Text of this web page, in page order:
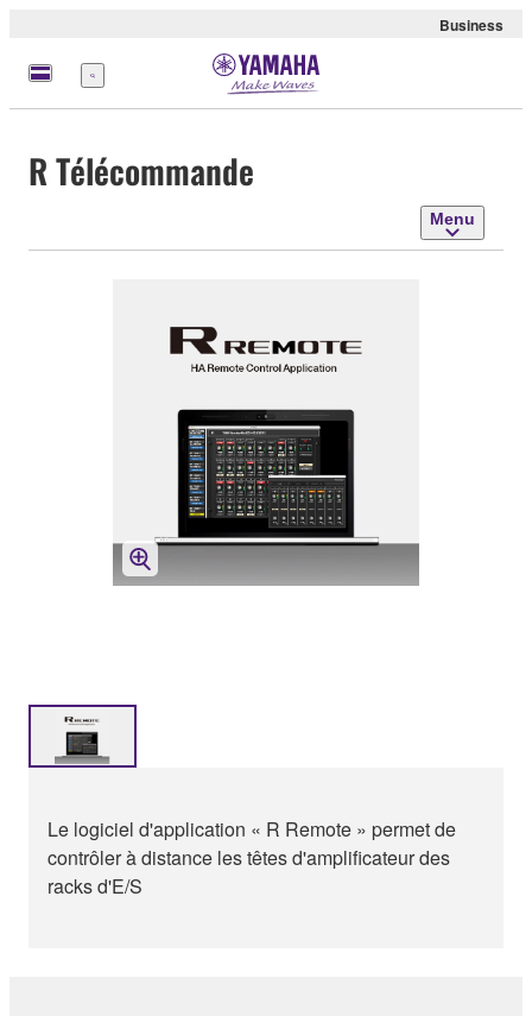
Business
Menu
R Télécommande
Menu
Le logiciel d'application « R Remote » permet de
contrôler à distance les têtes d'amplificateur des
racks d'E/S